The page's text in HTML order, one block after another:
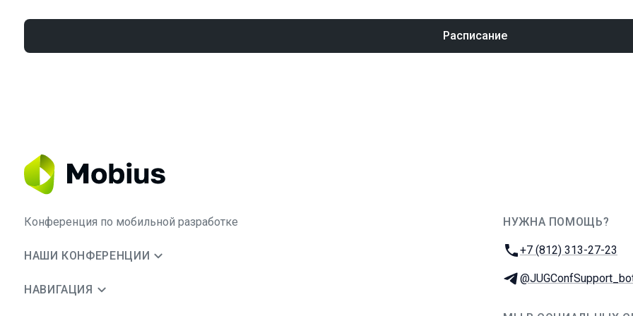
Расписание
Конференция по мобильной разработке
НАШИ КОНФЕРЕНЦИИ
НАВИГАЦИЯ
НУЖНА ПОМОЩЬ?
Телефон:
+7 (812) 313-27-23
Телеграм: